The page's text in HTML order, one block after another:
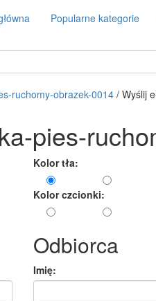
Popularne kategorie
ruchomy-obrazek-0014 / Wyślij
pies-
Kolor tła:
Kolor czcionki:
Odbiorca
Imię: